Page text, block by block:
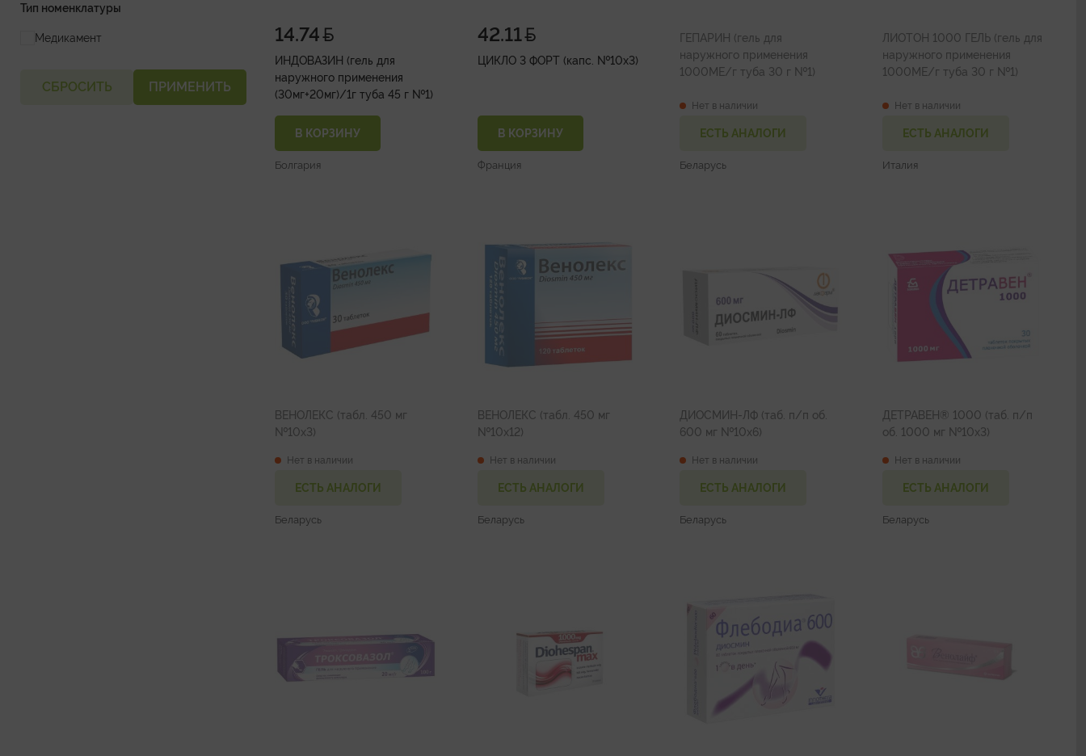
Тип номенклатуры
Медикамент
СБРОСИТЬ ПРИМЕНИТЬ
14.74
ИНДОВАЗИН (гель для
наружного применения
(30мг+20мг)/1г туба 45 г №1)
В КОРЗИНУ
Болгария
42.11
ЦИКЛО 3 ФОРТ (капс. №10х3)
В КОРЗИНУ
Франция
ГЕПАРИН (гель для
наружного применения
1000МЕ/г туба 30 г №1)
Нет в наличии
ЕСТЬ АНАЛОГИ
Беларусь
ЛИОТОН 1000 ГЕЛЬ (гель для
наружного применения
1000МЕ/г туба 30 г №1)
Нет в наличии
ЕСТЬ АНАЛОГИ
Италия
ВЕНОЛЕКС (табл. 450 мг
№10х3)
Нет в наличии
ЕСТЬ АНАЛОГИ
Беларусь
ВЕНОЛЕКС (табл. 450 мг
№10х12)
Нет в наличии
ЕСТЬ АНАЛОГИ
Беларусь
ДИОСМИН-ЛФ (таб. п/п об.
600 мг №10х6)
Нет в наличии
ЕСТЬ АНАЛОГИ
Беларусь
ДЕТРАВЕН® 1000 (таб. п/п
об. 1000 мг №10х3)
Нет в наличии
ЕСТЬ АНАЛОГИ
Беларусь